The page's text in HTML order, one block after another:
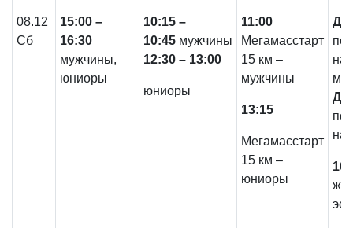
08.12
Сб
15:00 –
16:30
мужчины,
юниоры
10:15 –
10:45 мужчины
12:30 – 13:00
юниоры
11:00
Мегамасстарт
15 км –
мужчины
13:15
Мегамасстарт
15 км –
юниоры
До
на
До
на